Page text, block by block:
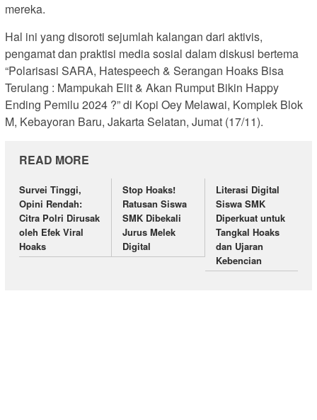
mereka.
Hal ini yang disoroti sejumlah kalangan dari aktivis,
pengamat dan praktisi media sosial dalam diskusi bertema
“Polarisasi SARA, Hatespeech & Serangan Hoaks Bisa
Terulang : Mampukah Elit & Akan Rumput Bikin Happy
Ending Pemilu 2024 ?” di Kopi Oey Melawai, Komplek Blok
M, Kebayoran Baru, Jakarta Selatan, Jumat (17/11).
READ MORE
Survei Tinggi,
Opini Rendah:
Citra Polri Dirusak
oleh Efek Viral
Hoaks
Stop Hoaks!
Ratusan Siswa
SMK Dibekali
Jurus Melek
Digital
Literasi Digital
Siswa SMK
Diperkuat untuk
Tangkal Hoaks
dan Ujaran
Kebencian